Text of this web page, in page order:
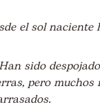
el sol naciente
sido
pero muchos